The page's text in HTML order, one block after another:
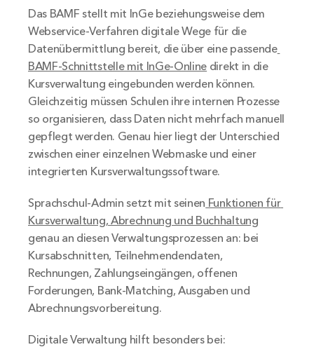
Das BAMF stellt mit InGe beziehungsweise dem
Webservice-Verfahren digitale Wege für die
Datenübermittlung bereit, die über eine passende
BAMF-Schnittstelle mit InGe-Online direkt in die
Kursverwaltung eingebunden werden können.
Gleichzeitig müssen Schulen ihre internen Prozesse
so organisieren, dass Daten nicht mehrfach manuell
gepflegt werden. Genau hier liegt der Unterschied
zwischen einer einzelnen Webmaske und einer
integrierten Kursverwaltungssoftware.
Sprachschul-Admin setzt mit seinen Funktionen für
Kursverwaltung, Abrechnung und Buchhaltung
genau an diesen Verwaltungsprozessen an: bei
Kursabschnitten, Teilnehmendendaten,
Rechnungen, Zahlungseingängen, offenen
Forderungen, Bank-Matching, Ausgaben und
Abrechnungsvorbereitung.
Digitale Verwaltung hilft besonders bei: